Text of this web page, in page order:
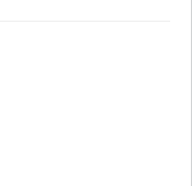
d'outils critique
(gender) ou la
dans mon analyse afin